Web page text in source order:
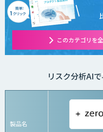
このカテゴリを
リスク分析AI
製品名